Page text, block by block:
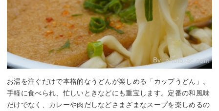
By:photo-ac.com
お湯を注ぐだけで本格的なうどんが楽しめる「カップうどん」。
手軽に食べられ、忙しいときなどにも重宝します。定番の和風味
だけでなく、カレーや肉だしなどさまざまなスープを楽しめるの